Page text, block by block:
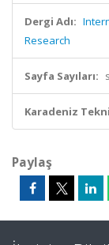
Dergi Adı:
Research
Sayfa Sayıları:
Karadeniz
Paylaş